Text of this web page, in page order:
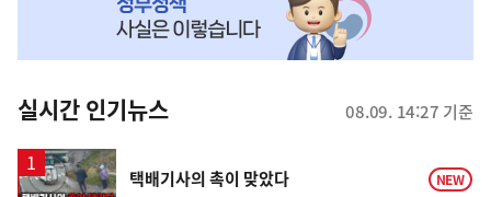
뉴
스
실시간 인기뉴스 08.09. 14:27 기준
영
상
택배기사의 촉이 맞았다 NEW